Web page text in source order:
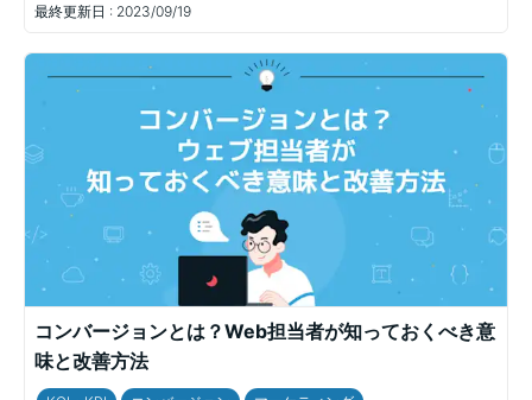
最終更新日 : 2023/09/19
コンバージョンとは？Web担当者が知っておくべき意
味と改善方法